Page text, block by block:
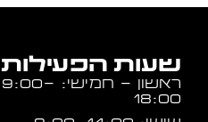
שעות הפעילות
ראשון - חמישי: 9:00-
18:00